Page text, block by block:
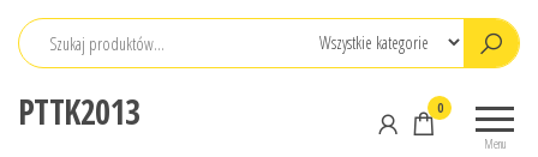
Przejdź
PTTK2013
Menu
0